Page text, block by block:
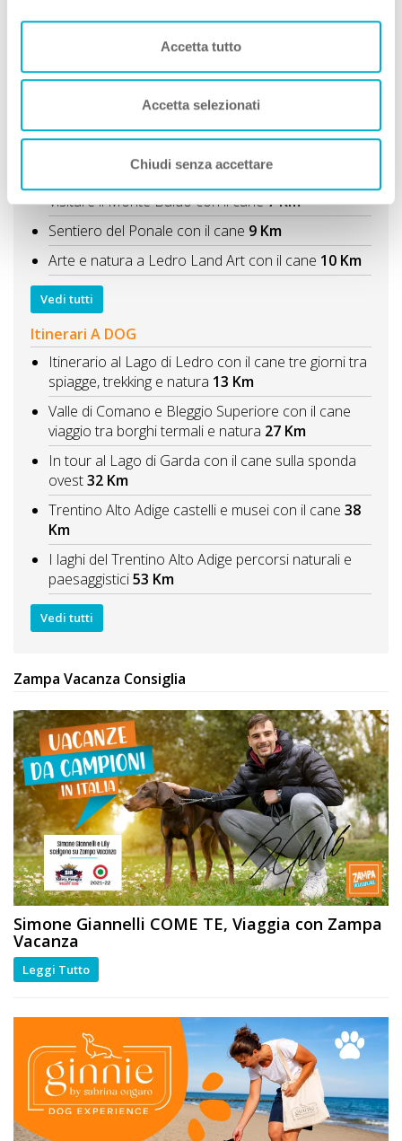
Accetta tutto
Accetta selezionati
Chiudi senza accettare
Cosa fare con il cane?
Idee di Viaggio A DOG
Visitare Limone sul Garda e la Limonaia del Castèl
Visitare il Monte Baldo con il cane7 Km
Sentiero del Ponale con il cane 9 Km
Arte e natura a Ledro Land Art con il cane 10 Km
Vedi tutti
Itinerari A DOG
Itinerario al Lago di Ledro con il cane tre giorni tra
spiagge, trekking e natura 13 Km
Valle di Comano e Bleggio Superiore con il cane
viaggio tra borghi termali e natura 27 Km
In tour al Lago di Garda con il cane sulla sponda
ovest32 Km
Trentino Alto Adige castelli e musei con il cane 38
Km
I laghi del Trentino Alto Adige percorsi naturali e
paesaggistici53 Km
Vedi tutti
Zampa Vacanza Consiglia
Simone Giannelli COME TE, Viaggia con Zampa
Vacanza
Leggi Tutto